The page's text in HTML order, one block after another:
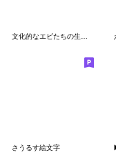
さうるす絵文字